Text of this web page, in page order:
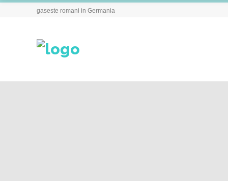
gaseste romani in Germania